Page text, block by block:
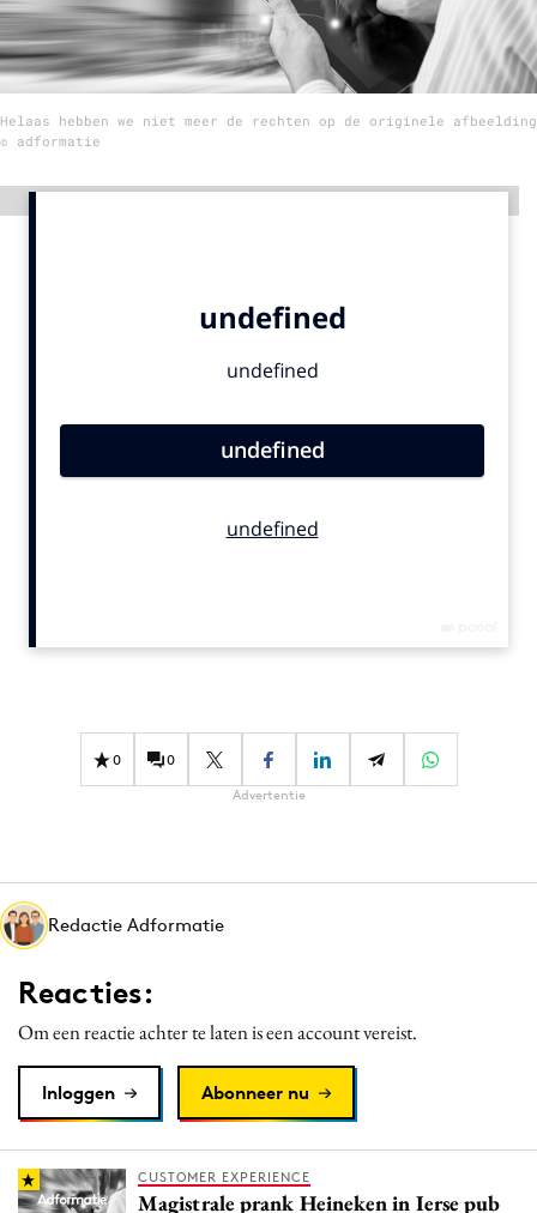
9 sept: GenAI-training
12 nov: MarketingLive!
Adverteren
Events
Carriere
Design
Diversiteit
Effectiviteit
Martech
Media
Merkstrategie
Purpose Marketing
Reputatie & crisis
Helaas hebben we niet meer de rechten op de originele afbeelding
© adformatie
0 0
Advertentie
Redactie Adformatie
Reacties:
Om een reactie achter te laten is een account vereist.
Inloggen Abonneer nu
CUSTOMER EXPERIENCE
Magistrale prank Heineken in Ierse pub